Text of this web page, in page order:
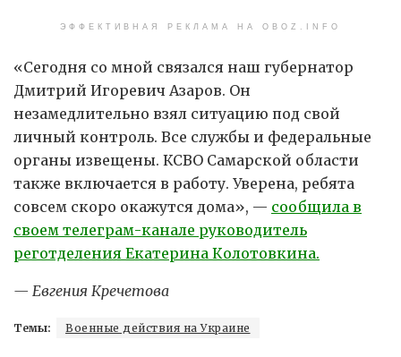
ЭФФЕКТИВНАЯ РЕКЛАМА НА OBOZ.INFO
«Сегодня со мной связался наш губернатор
Дмитрий Игоревич Азаров. Он
незамедлительно взял ситуацию под свой
личный контроль. Все службы и федеральные
органы извещены. КСВО Самарской области
также включается в работу. Уверена, ребята
совсем скоро окажутся дома», — сообщила в
своем телеграм-канале руководитель
реготделения Екатерина Колотовкина.
— Евгения Кречетова
Темы: Военные действия на Украине